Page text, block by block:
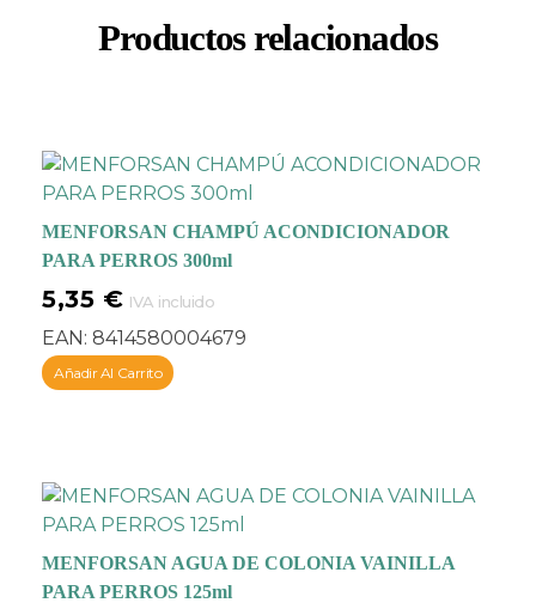
Productos relacionados
MENFORSAN CHAMPÚ ACONDICIONADOR
PARA PERROS 300ml
5,35 € IVA incluido
EAN: 8414580004679
Añadir Al Carrito
MENFORSAN AGUA DE COLONIA VAINILLA
PARA PERROS 125ml